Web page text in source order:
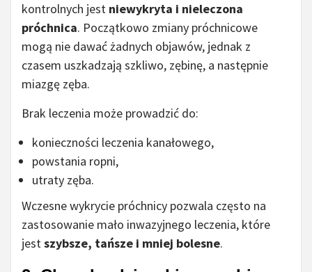
kontrolnych jest niewykryta i nieleczona
próchnica. Początkowo zmiany próchnicowe
mogą nie dawać żadnych objawów, jednak z
czasem uszkadzają szkliwo, zębinę, a następnie
miazgę zęba.
Brak leczenia może prowadzić do:
konieczności leczenia kanałowego,
powstania ropni,
utraty zęba.
Wczesne wykrycie próchnicy pozwala często na
zastosowanie mało inwazyjnego leczenia, które
jestszybsze, tańsze i mniej bolesne.